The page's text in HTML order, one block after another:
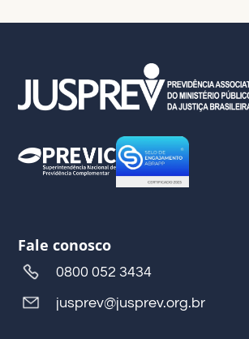
Fale conosco
0800 052 3434
jusprev@jusprev.org.br